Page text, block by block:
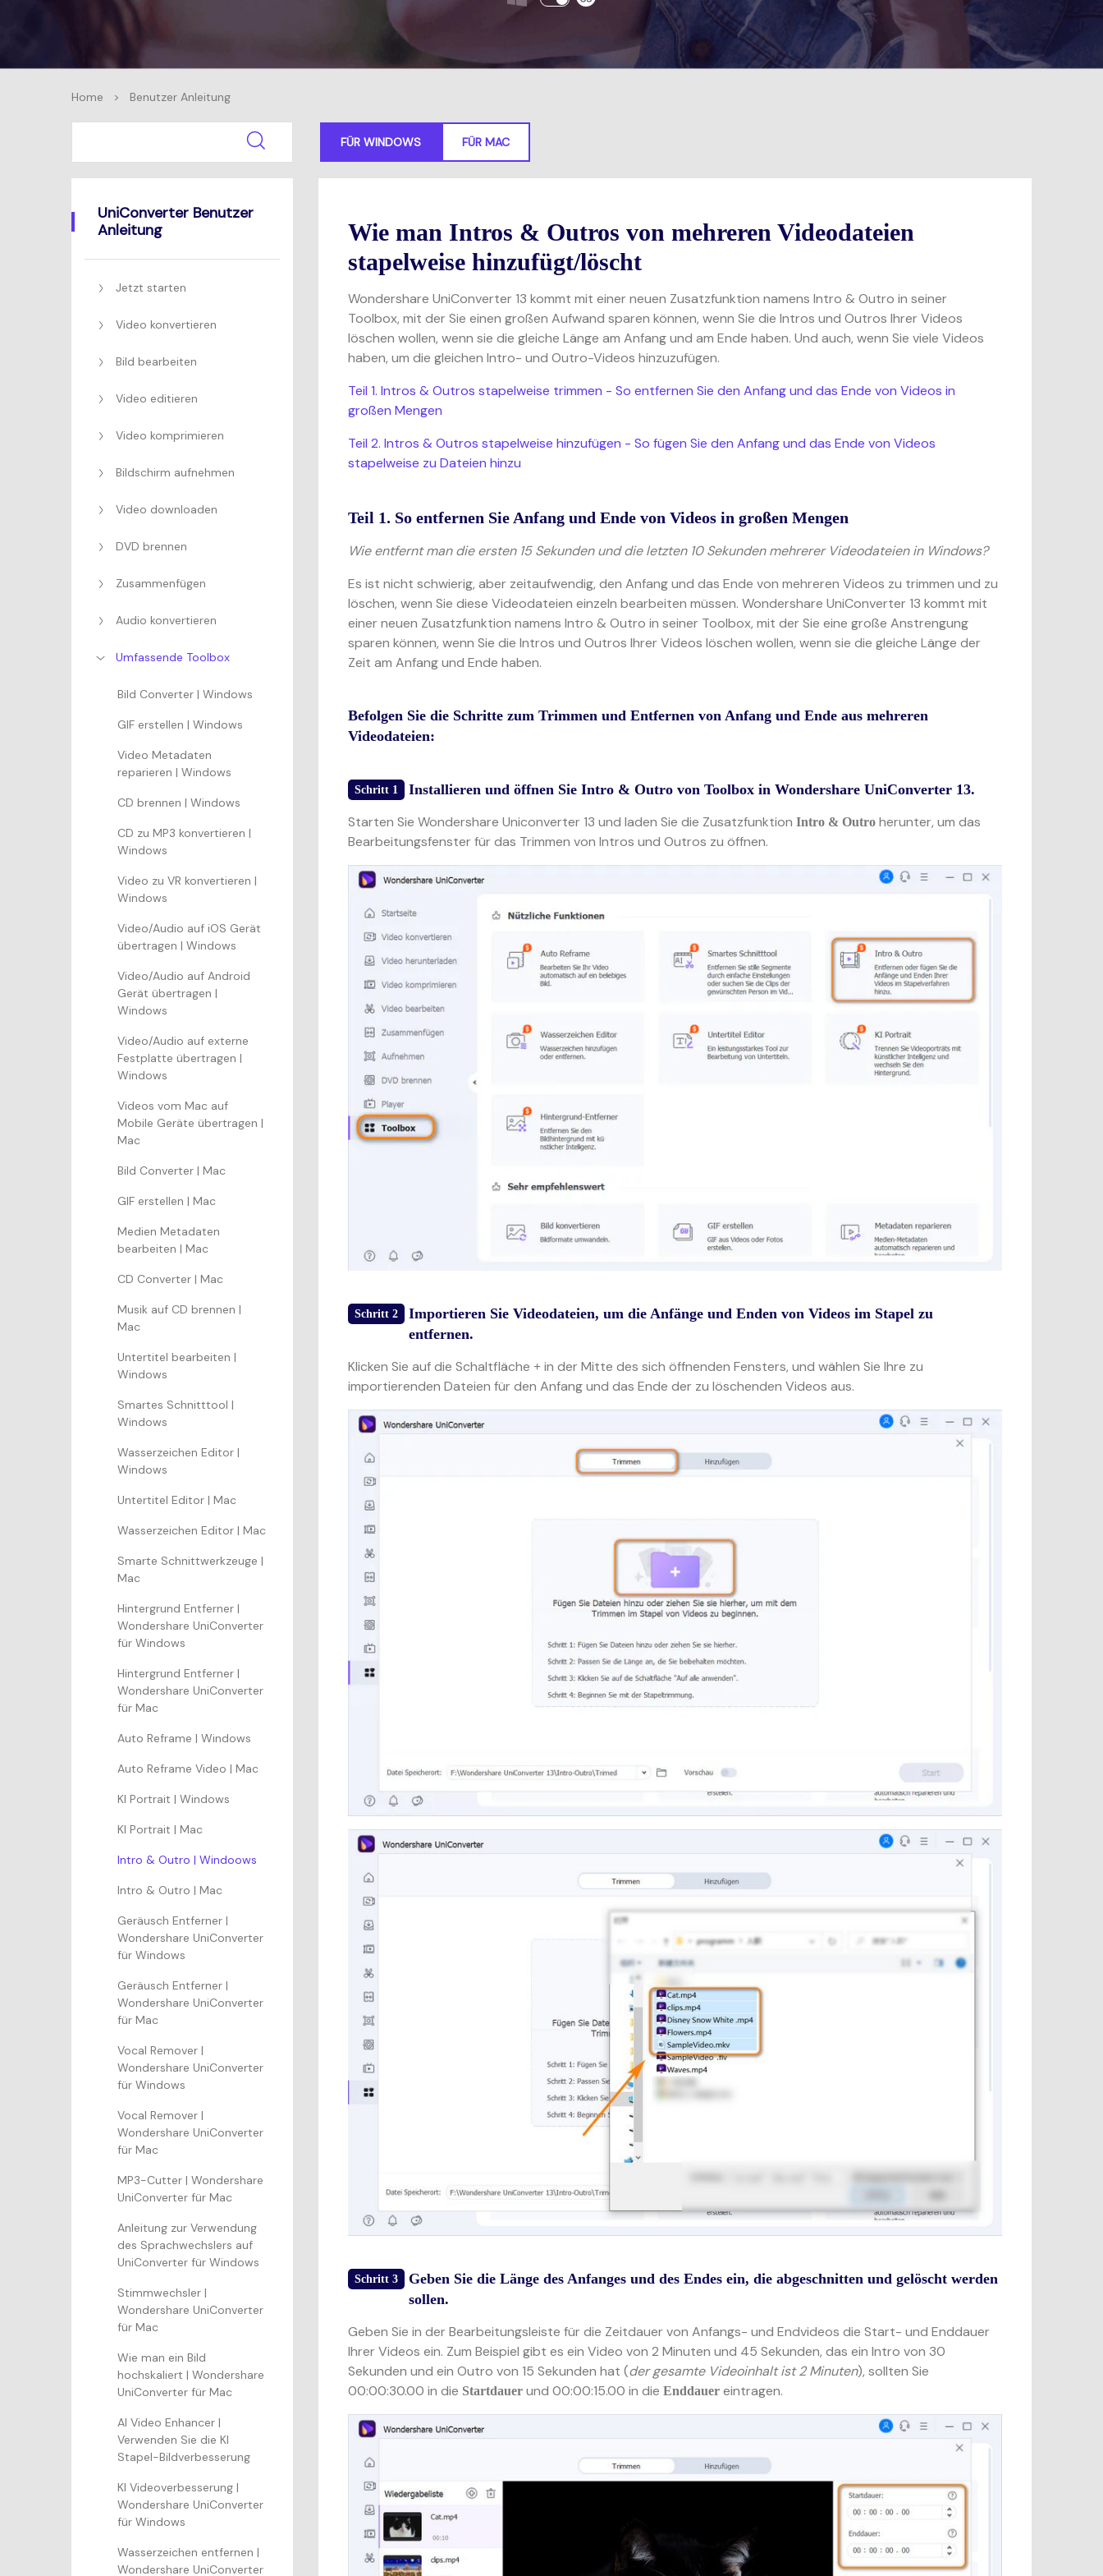
Alle Produkte ansehen
Neueste Version herunterladen
Home > Benutzer Anleitung
FÜR WINDOWS FÜR MAC
UniConverter Benutzer
Anleitung
Jetzt starten
Video konvertieren
Bild bearbeiten
Video editieren
Video komprimieren
Bildschirm aufnehmen
Video downloaden
DVD brennen
Zusammenfügen
Audio konvertieren
Umfassende Toolbox
Bild Converter | Windows
GIF erstellen | Windows
Video Metadaten
reparieren | Windows
CD brennen | Windows
CD zu MP3 konvertieren |
Windows
Video zu VR konvertieren |
Windows
Video/Audio auf iOS Gerät
übertragen | Windows
Video/Audio auf Android
Gerät übertragen |
Windows
Video/Audio auf externe
Festplatte übertragen |
Windows
Videos vom Mac auf
Mobile Geräte übertragen |
Mac
Bild Converter | Mac
GIF erstellen | Mac
Medien Metadaten
bearbeiten | Mac
CD Converter | Mac
Musik auf CD brennen |
Mac
Untertitel bearbeiten |
Windows
Smartes Schnitttool |
Windows
Wasserzeichen Editor |
Windows
Untertitel Editor | Mac
Wasserzeichen Editor | Mac
Smarte Schnittwerkzeuge |
Mac
Hintergrund Entferner |
Wondershare UniConverter
für Windows
Hintergrund Entferner |
Wondershare UniConverter
für Mac
Auto Reframe | Windows
Auto Reframe Video | Mac
KI Portrait | Windows
KI Portrait | Mac
Intro & Outro | Windoows
Intro & Outro | Mac
Geräusch Entferner |
Wondershare UniConverter
für Windows
Geräusch Entferner |
Wondershare UniConverter
für Mac
Vocal Remover |
Wondershare UniConverter
für Windows
Vocal Remover |
Wondershare UniConverter
für Mac
MP3-Cutter | Wondershare
UniConverter für Mac
Anleitung zur Verwendung
des Sprachwechslers auf
UniConverter für Windows
Stimmwechsler |
Wondershare UniConverter
für Mac
Wie man ein Bild
hochskaliert | Wondershare
UniConverter für Mac
AI Video Enhancer |
Verwenden Sie die KI
Stapel-Bildverbesserung
KI Videoverbesserung |
Wondershare UniConverter
für Windows
Wasserzeichen entfernen |
Wondershare UniConverter
Wie man Intros & Outros von mehreren Videodateien
stapelweise hinzufügt/löscht
Wondershare UniConverter 13 kommt mit einer neuen Zusatzfunktion namens Intro & Outro in seiner
Toolbox, mit der Sie einen großen Aufwand sparen können, wenn Sie die Intros und Outros Ihrer Videos
löschen wollen, wenn sie die gleiche Länge am Anfang und am Ende haben. Und auch, wenn Sie viele Videos
haben, um die gleichen Intro- und Outro-Videos hinzuzufügen.
Teil 1. Intros & Outros stapelweise trimmen - So entfernen Sie den Anfang und das Ende von Videos in
großen Mengen
Teil 2. Intros & Outros stapelweise hinzufügen - So fügen Sie den Anfang und das Ende von Videos
stapelweise zu Dateien hinzu
Teil 1. So entfernen Sie Anfang und Ende von Videos in großen Mengen
Wie entfernt man die ersten 15 Sekunden und die letzten 10 Sekunden mehrerer Videodateien in Windows?
Es ist nicht schwierig, aber zeitaufwendig, den Anfang und das Ende von mehreren Videos zu trimmen und zu
löschen, wenn Sie diese Videodateien einzeln bearbeiten müssen. Wondershare UniConverter 13 kommt mit
einer neuen Zusatzfunktion namens Intro & Outro in seiner Toolbox, mit der Sie eine große Anstrengung
sparen können, wenn Sie die Intros und Outros Ihrer Videos löschen wollen, wenn sie die gleiche Länge der
Zeit am Anfang und Ende haben.
Befolgen Sie die Schritte zum Trimmen und Entfernen von Anfang und Ende aus mehreren
Videodateien:
Schritt 1 Installieren und öffnen Sie Intro & Outro von Toolbox in Wondershare UniConverter 13.
Starten Sie Wondershare Uniconverter 13 und laden Sie die ZusatzfunktionIntro & Outro herunter, um das
Bearbeitungsfenster für das Trimmen von Intros und Outros zu öffnen.
Schritt 2
Importieren Sie Videodateien, um die Anfänge und Enden von Videos im Stapel zu
entfernen.
Klicken Sie auf die Schaltfläche + in der Mitte des sich öffnenden Fensters, und wählen Sie Ihre zu
importierenden Dateien für den Anfang und das Ende der zu löschenden Videos aus.
Schritt 3
Geben Sie die Länge des Anfanges und des Endes ein, die abgeschnitten und gelöscht werden
sollen.
Geben Sie in der Bearbeitungsleiste für die Zeitdauer von Anfangs- und Endvideos die Start- und Enddauer
Ihrer Videos ein. Zum Beispiel gibt es ein Video von 2 Minuten und 45 Sekunden, das ein Intro von 30
Sekunden und ein Outro von 15 Sekunden hat (der gesamte Videoinhalt ist 2 Minuten), sollten Sie
00:00:30.00 in die Startdauer und 00:00:15.00 in dieEnddauer eintragen.